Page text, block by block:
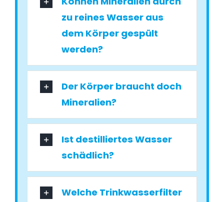
zu reines Wasser aus
dem Körper gespült
werden?
Der Körper braucht doch
Mineralien?
Ist destilliertes Wasser
schädlich?
Welche Trinkwasserfilter